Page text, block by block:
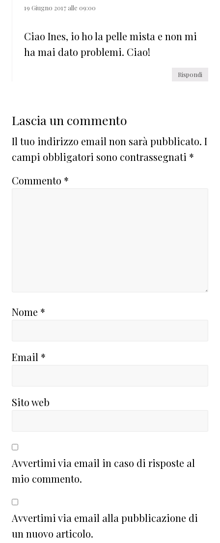
19 Giugno 2017 alle 09:00
Ciao Ines, io ho la pelle mista e non mi
ha mai dato problemi. Ciao!
Rispondi
Lascia un commento
Il tuo indirizzo email non sarà pubblicato. I
campi obbligatori sono contrassegnati *
Commento *
Nome *
Email *
Sito web
Avvertimi via email in caso di risposte al
mio commento.
Avvertimi via email alla pubblicazione di
un nuovo articolo.